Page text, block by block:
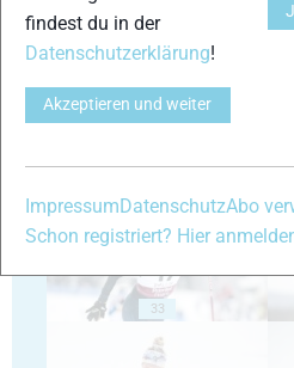
33
findest du in der
Datenschutzerklärung!
Akzeptieren und weiter
Impressum DatenschutzAbo
Schon registriert? Hier